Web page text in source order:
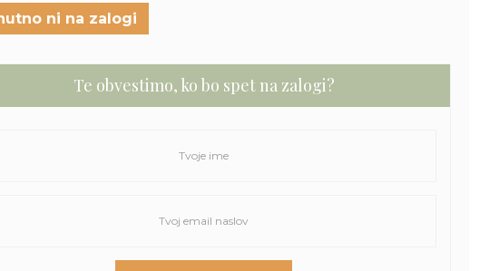
ni na zalogi
Te obvestimo, ko bo spet na zalogi?